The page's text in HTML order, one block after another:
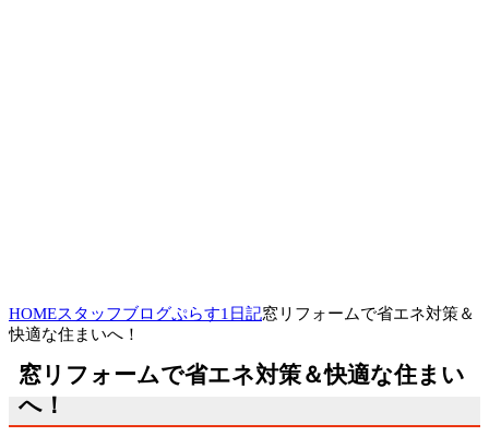
HOMEスタッフブログぷらす1日記窓リフォームで省エネ対策＆
快適な住まいへ！
窓リフォームで省エネ対策＆快適な住まい
へ！